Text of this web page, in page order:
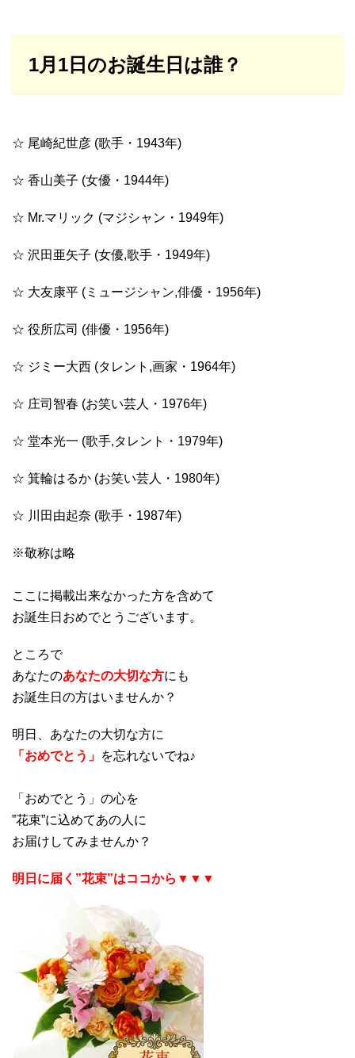
1月1日のお誕生日は誰？
☆ 尾崎紀世彦 (歌手・1943年)
☆ 香山美子 (女優・1944年)
☆ Mr.マリック (マジシャン・1949年)
☆ 沢田亜矢子 (女優,歌手・1949年)
☆ 大友康平 (ミュージシャン,俳優・1956年)
☆ 役所広司 (俳優・1956年)
☆ ジミー大西 (タレント,画家・1964年)
☆ 庄司智春 (お笑い芸人・1976年)
☆ 堂本光一 (歌手,タレント・1979年)
☆ 箕輪はるか (お笑い芸人・1980年)
☆ 川田由起奈 (歌手・1987年)
※敬称は略
ここに掲載出来なかった方を含めて
お誕生日おめでとうございます。
ところで
あなたのあなたの大切な方にも
お誕生日の方はいませんか？
明日、あなたの大切な方に
「おめでとう」 を忘れないでね♪
「おめでとう」の心を
”花束”に込めてあの人に
お届けしてみませんか？
明日に届く”花束”はココから▼▼▼